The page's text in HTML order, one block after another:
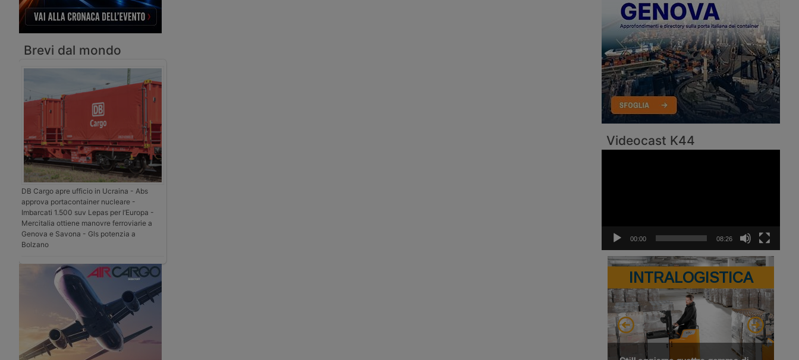
Brevi dal mondo
DB Cargo apre ufficio in Ucraina - Abs
approva portacontainer nucleare -
Imbarcati 1.500 suv Lepas per l’Europa -
Mercitalia ottiene manovre ferroviarie a
Genova e Savona - Gls potenzia a
Bolzano
Videocast K44
00:00 08:26
INTRALOGISTICA